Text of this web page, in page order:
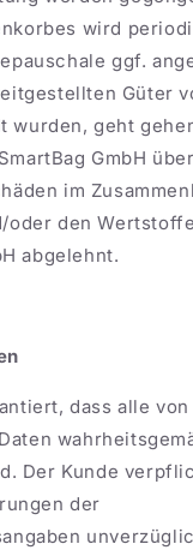
wird
ggf.
Güter
wurden, geht
GmbH
im
oder den
abgelehnt.
dass alle von
Der Kunde
der